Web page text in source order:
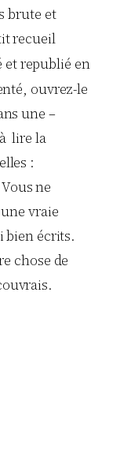
brute et
recueil
et republié en
ouvrez-le
une –
lire la
:
ne
vraie
bien écrits.
chose de